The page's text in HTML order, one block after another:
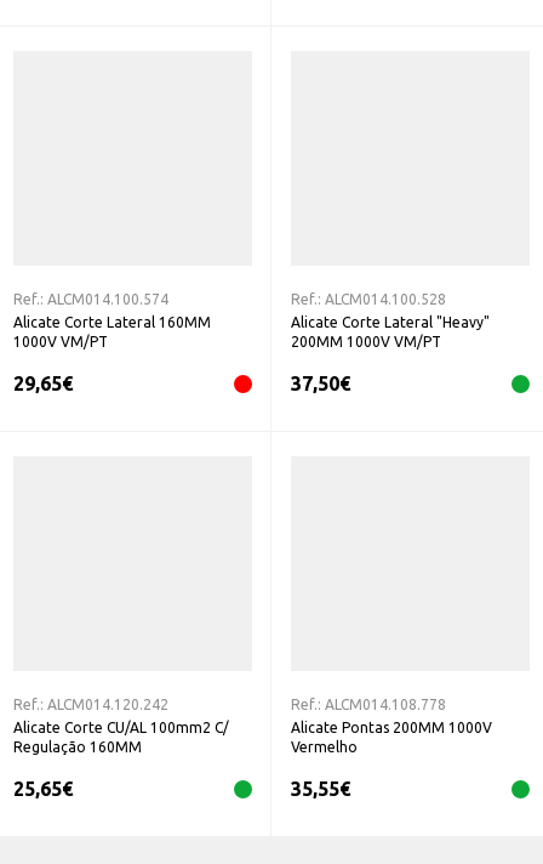
Ref.: ALCM014.100.574
Alicate Corte Lateral 160MM
1000V VM/PT
29,65€
Ref.: ALCM014.100.528
Alicate Corte Lateral "Heavy"
200MM 1000V VM/PT
37,50€
Ref.: ALCM014.120.242
Alicate Corte CU/AL 100mm2 C/
Regulação 160MM
25,65€
Ref.: ALCM014.108.778
Alicate Pontas 200MM 1000V
Vermelho
35,55€